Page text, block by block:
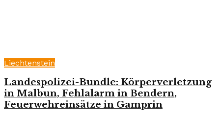
Liechtenstein
Landespolizei-Bundle: Körperverletzung
in Malbun, Fehlalarm in Bendern,
Feuerwehreinsätze in Gamprin